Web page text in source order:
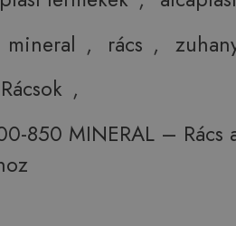
mineral , rács ,
Rácsok ,
850 MINERAL – Rács